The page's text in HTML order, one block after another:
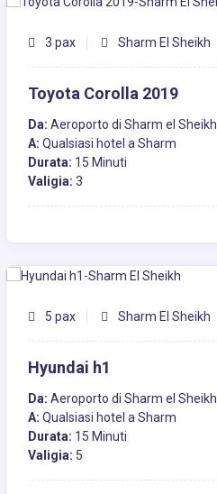
3 pax Sharm El Sheikh
Toyota Corolla 2019
Da: Aeroporto di Sharm el Sheikh
A: Qualsiasi hotel a Sharm
Durata: 15 Minuti
Valigia: 3
5 pax Sharm El Sheikh
Hyundai h1
Da: Aeroporto di Sharm el Sheikh
A: Qualsiasi hotel a Sharm
Durata: 15 Minuti
Valigia: 5